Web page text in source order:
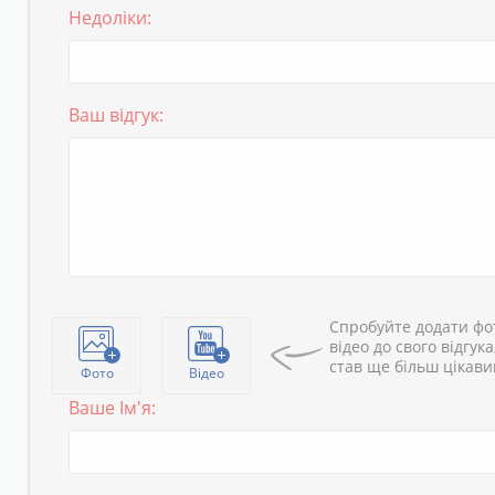
Недоліки:
Ваш відгук:
Фото Відео
Спробуйте додати
відео до свого
став ще більш
Ваше Ім'я: